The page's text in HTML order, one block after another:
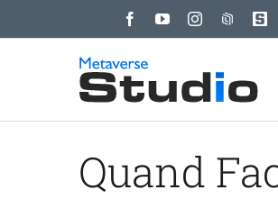
au
Quand